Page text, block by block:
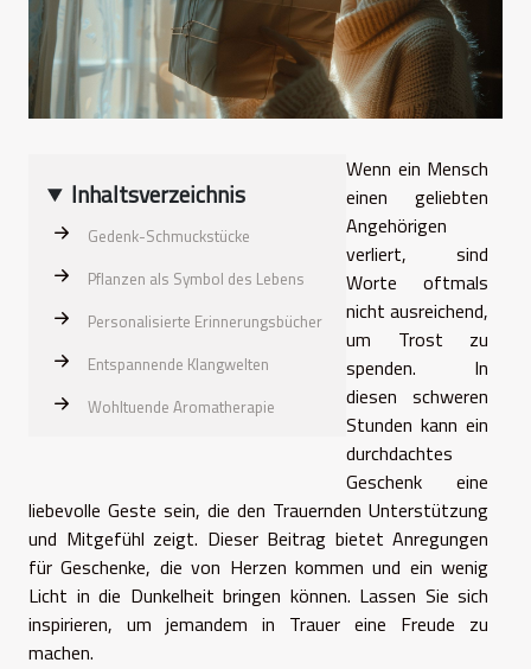
Inhaltsverzeichnis
Gedenk-Schmuckstücke
Pflanzen als Symbol des Lebens
Personalisierte Erinnerungsbücher
Entspannende Klangwelten
Wohltuende Aromatherapie
Wenn ein Mensch
einen geliebten
Angehörigen
verliert, sind
Worte oftmals
nicht ausreichend,
um Trost zu
spenden. In
diesen schweren
Stunden kann ein
durchdachtes
Geschenk eine
liebevolle Geste sein, die den Trauernden Unterstützung
und Mitgefühl zeigt. Dieser Beitrag bietet Anregungen
für Geschenke, die von Herzen kommen und ein wenig
Licht in die Dunkelheit bringen können. Lassen Sie sich
inspirieren, um jemandem in Trauer eine Freude zu
machen.